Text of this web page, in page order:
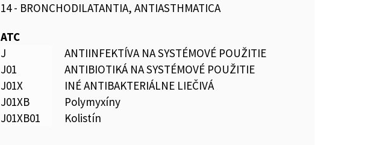
14 - BRONCHODILATANTIA, ANTIASTHMATICA
ATC
J
ANTIINFEKTÍVA NA SYSTÉMOVÉ POUŽITIE
J01
ANTIBIOTIKÁ NA SYSTÉMOVÉ POUŽITIE
J01X
INÉ ANTIBAKTERIÁLNE LIEČIVÁ
J01XB
Polymyxíny
J01XB01
Kolistín